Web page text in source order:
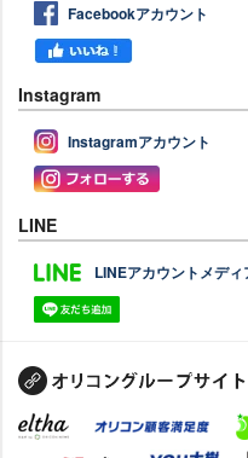
Facebookアカウント
Instagram
Instagramアカウント
LINE
LINEアカウントメディ